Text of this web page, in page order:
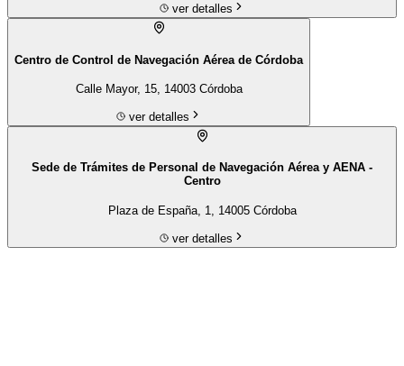
ver detalles
Centro de Control de Navegación Aérea de Córdoba
Calle Mayor, 15, 14003 Córdoba
ver detalles
Sede de Trámites de Personal de Navegación Aérea y AENA -
Centro
Plaza de España, 1, 14005 Córdoba
ver detalles